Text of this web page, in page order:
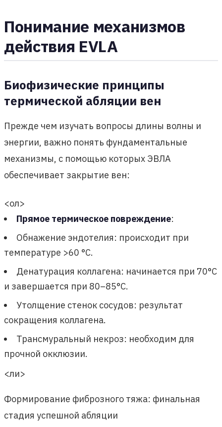
Понимание механизмов
действия EVLA
Биофизические принципы
термической абляции вен
Прежде чем изучать вопросы длины волны и
энергии, важно понять фундаментальные
механизмы, с помощью которых ЭВЛА
обеспечивает закрытие вен:
<ол>
Прямое термическое повреждение:
Обнажение эндотелия: происходит при
температуре >60 °C.
Денатурация коллагена: начинается при 70°C
и завершается при 80–85°C.
Утолщение стенок сосудов: результат
сокращения коллагена.
Трансмуральный некроз: необходим для
прочной окклюзии.
<ли>
Формирование фиброзного тяжа: финальная
стадия успешной абляции